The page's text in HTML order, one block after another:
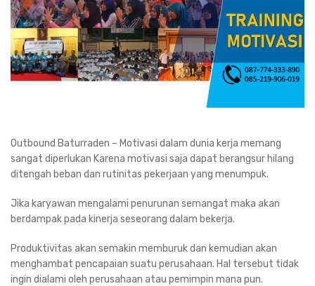
Outbound Baturraden – Motivasi dalam dunia kerja memang
sangat diperlukan Karena motivasi saja dapat berangsur hilang
ditengah beban dan rutinitas pekerjaan yang menumpuk.
Jika karyawan mengalami penurunan semangat maka akan
berdampak pada kinerja seseorang dalam bekerja.
Produktivitas akan semakin memburuk dan kemudian akan
menghambat pencapaian suatu perusahaan. Hal tersebut tidak
ingin dialami oleh perusahaan atau pemimpin mana pun.